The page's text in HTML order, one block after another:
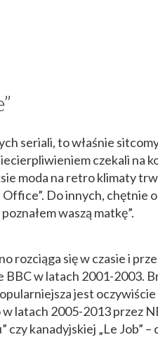
seriali, to właśnie
czekali na
moda na retro klimaty
Office”. Do innych, chętnie
waszą matkę”.
rozciąga się w czasie i
BBC w latach 2001-2003.
jest
latach 2005-2013 przez
czy kanadyjskiej „Le Job”